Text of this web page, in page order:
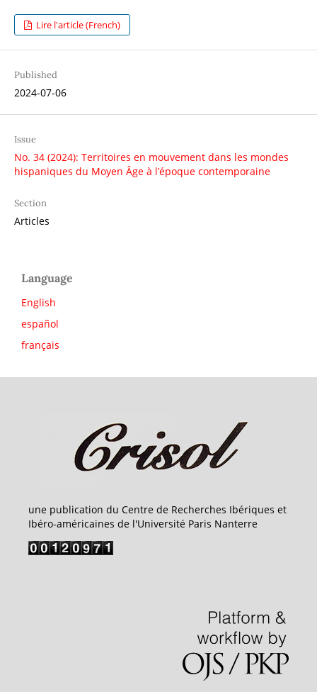
Lire l'article (French)
Published
2024-07-06
Issue
No. 34 (2024): Territoires en mouvement dans les mondes
hispaniques du Moyen Âge à l’époque contemporaine
Section
Articles
Language
English
español
français
une publication du Centre de Recherches Ibériques et
Ibéro-américaines de l'Université Paris Nanterre